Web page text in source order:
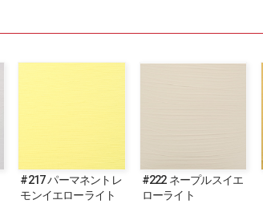
#217 パーマネントレ
モンイエローライト
#222 ネープルスイエ
ローライト